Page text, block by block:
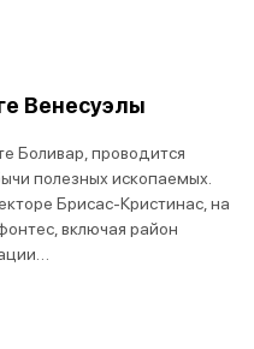
Венесуэлы
Боливар, проводится
полезных ископаемых.
Брисас-Кристинас, на
включая район